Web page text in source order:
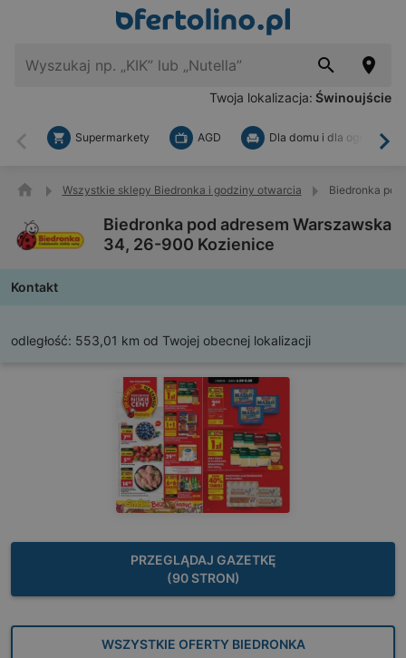
Twoja lokalizacja: Świnoujście
Wstecz
Supermarkety AGD Dla domu i dla ogrodu
Wszystkie sklepy Biedronka i godziny otwarcia Biedronka
Biedronka pod adresem Warszawska
34, 26-900 Kozienice
Kontakt
odległość: 553,01 km od Twojej obecnej lokalizacji
PRZEGLĄDAJ GAZETKĘ
(90 STRON)
WSZYSTKIE OFERTY BIEDRONKA